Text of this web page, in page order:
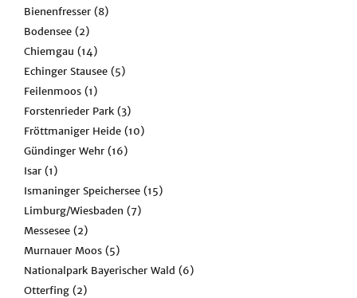
Bienenfresser (8)
Bodensee (2)
Chiemgau (14)
Echinger Stausee (5)
Feilenmoos (1)
Forstenrieder Park (3)
Fröttmaniger Heide (10)
Gündinger Wehr (16)
Isar (1)
Ismaninger Speichersee (15)
Limburg/Wiesbaden (7)
Messesee (2)
Murnauer Moos (5)
Nationalpark Bayerischer Wald (6)
Otterfing (2)